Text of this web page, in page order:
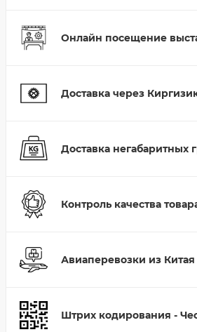
Онлайн посещение
Доставка через
Доставка негабаритных
Контроль качества
Авиаперевозки из Китая
Штрих кодирования -